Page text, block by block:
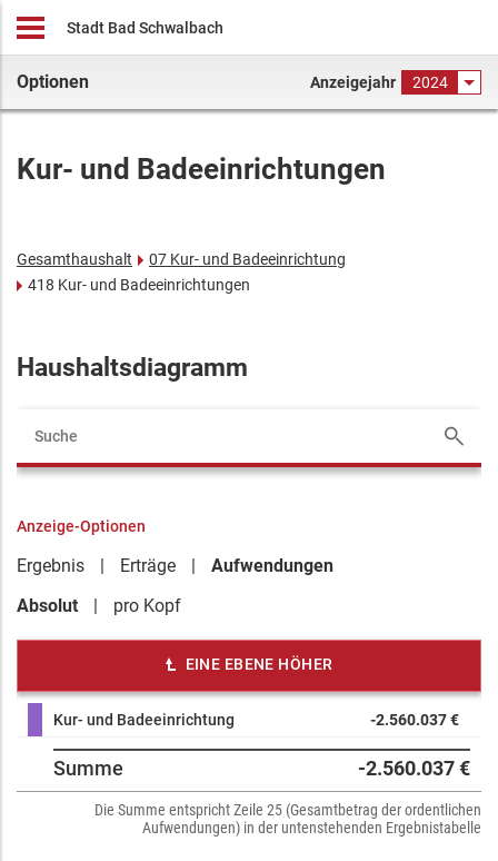
Stadt Bad Schwalbach
Optionen Anzeigejahr 2024
Kur- und Badeeinrichtungen
Gesamthaushalt
07 Kur- und Badeeinrichtung
418 Kur- und Badeeinrichtungen
Haushaltsdiagramm
Anzeige-Optionen
Ergebnis Erträge
Aufwendungen
Absolut
pro Kopf
EINE EBENE HÖHER
Kur- und Badeeinrichtung -2.560.037 €
Summe -2.560.037 €
Die Summe entspricht Zeile 25 (Gesamtbetrag der ordentlichen
Aufwendungen) in der untenstehenden Ergebnistabelle